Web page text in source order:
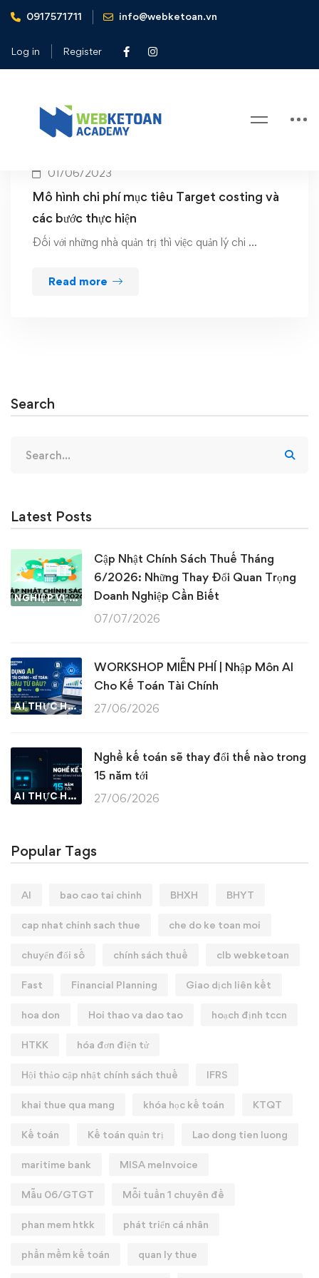
0917571711 info@webketoan.vn
Log in Register
Home quản trị chi phí
Tag: quản trị chi phí
01/06/2023
Mô hình chi phí mục tiêu Target costing và
các bước thực hiện
Đối với những nhà quản trị thì việc quản lý chi …
Read more
Search
for:
Latest Posts
NGHIỆP VỤ KẾ TOÁN & THUẾ
Cập Nhật Chính Sách Thuế Tháng
6/2026: Những Thay Đổi Quan Trọng
Doanh Nghiệp Cần Biết
07/07/2026
AI THỰC HÀNH
WORKSHOP MIỄN PHÍ | Nhập Môn AI
Cho Kế Toán Tài Chính
27/06/2026
AI THỰC HÀNH
Nghề kế toán sẽ thay đổi thế nào trong
15 năm tới
27/06/2026
Popular Tags
AI bao cao tai chinh BHXH BHYT
cap nhat chinh sach thue che do ke toan moi
chuyển đổi số chính sách thuế clb webketoan
Fast Financial Planning Giao dịch liên kết
hoa don Hoi thao va dao tao hoạch định tccn
HTKK hóa đơn điện tử
Hội thảo cập nhật chính sách thuế IFRS
khai thue qua mang khóa học kế toán KTQT
Kế toán Kế toán quản trị Lao dong tien luong
maritime bank MISA meInvoice
Mẫu 06/GTGT Mỗi tuần 1 chuyên đề
phan mem htkk phát triển cá nhân
phần mềm kế toán quan ly thue